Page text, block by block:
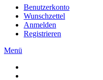
Benutzerkonto
Wunschzettel
Anmelden
Registrieren
Menü